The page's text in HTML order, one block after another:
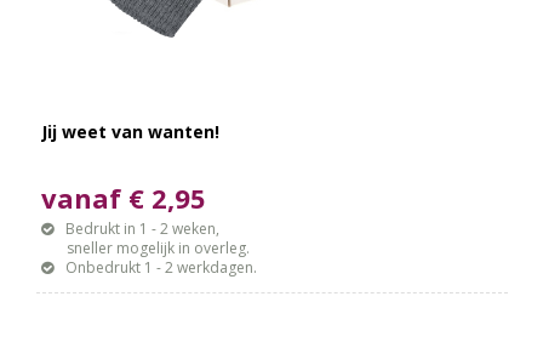
Jij weet van wanten!
vanaf € 2,95
Bedrukt in 1 - 2 weken,
sneller mogelijk in overleg.
Onbedrukt 1 - 2 werkdagen.